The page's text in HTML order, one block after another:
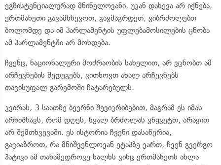
ეგზისტენციალურად მნინელოვანი, უკან დახევა არ იქნება,
ერთმანეთი გავამხნევოთ, გავმაგრდეთ, ვიბრძოლებთ
ბოლომდე და იმ პარლამენტის უფლებამოსილების ცნობა
ამ პარლამენტში არ მოხდება.
ჩვენც, ნაციონალური მოძრაობის სახელით, არ ვცნობთ ამ
არჩევნების შედეგებს, ვითხოვთ ახალ არჩევნებს
თავისუფალ გარემოში ჩატარებულს.
კვირას, 3 საათზე ბევრნი შევიკრიბებით, მაგრამ ეს იმას
არნიშნავს, რომ დღეს, ხვალ ბრძოლას ვწყვეტთ, არავით
არ შემთხვევაში. ეს ისტორია ჩვენი დასაწერია,
გავიაზროთ, რა მნიშვენლოვან ეტაპზე ვართ, ჩვენ გვერგო
პატივი ამ თანამედროვე ხალხს ვინც ერთმანეთს ახლა